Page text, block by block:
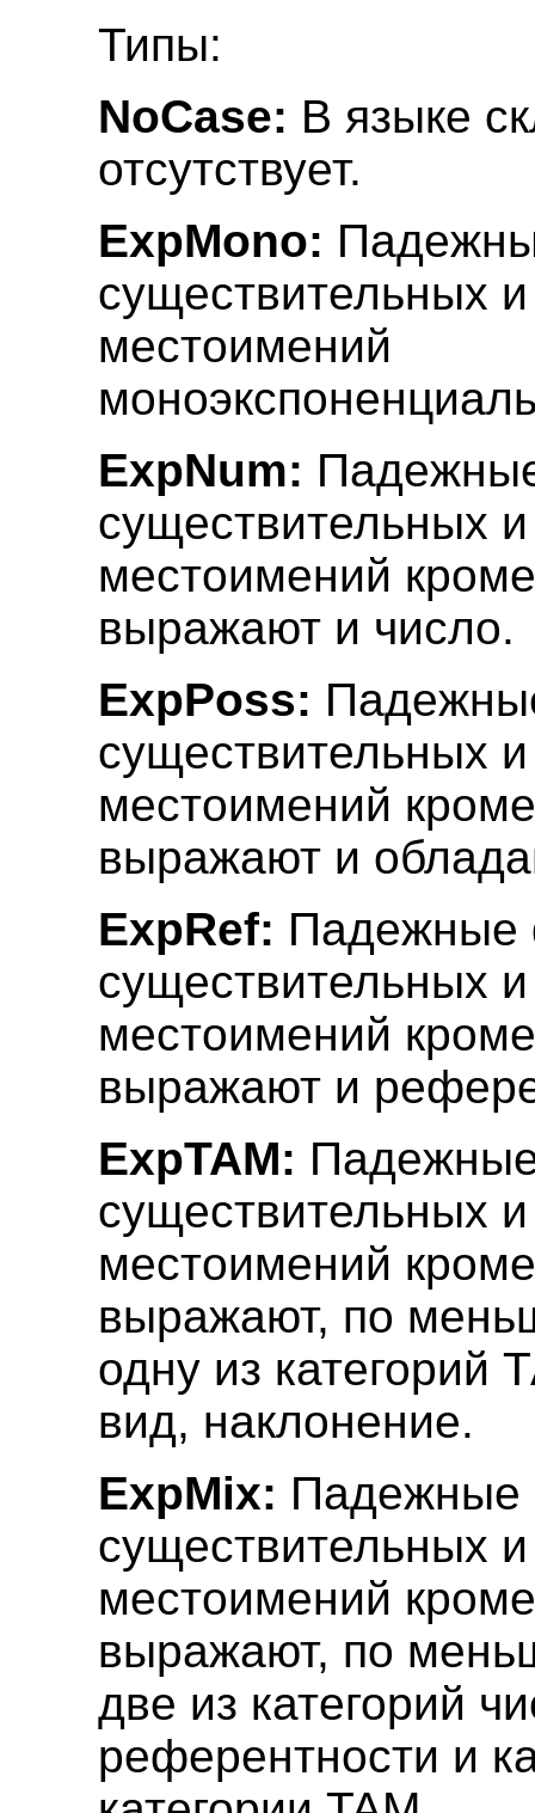
Типы:
NoCase: В языке
отсутствует.
ExpMono:
существительных и
местоимений
ExpNum:
существительных и
местоимений
выражают и число.
ExpPoss:
существительных и
местоимений
выражают и
ExpRef: Падежные
существительных и
местоимений
выражают и
ExpTAM:
существительных и
местоимений
выражают, по
одну из категорий
вид, наклонение.
ExpMix:
существительных и
местоимений
выражают, по
две из категорий
референтности и